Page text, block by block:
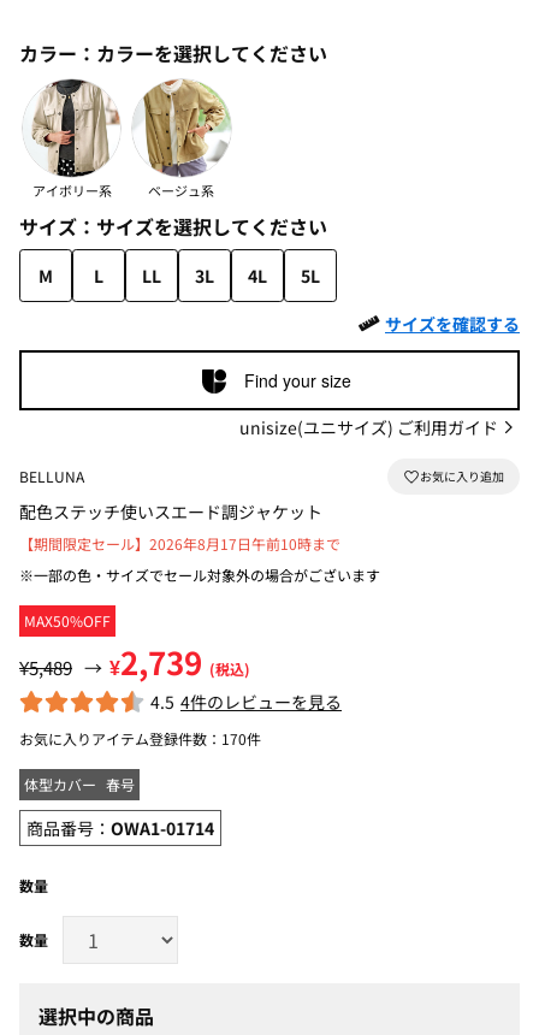
カラー： カラーを選択してください
アイボリー系 ベージュ系
サイズ： サイズを選択してください
M L LL 3L 4L
5L
サイズを確認する
Find your size
unisize(ユニサイズ) ご利用ガイド
BELLUNA
配色ステッチ使いスエード調ジャケット
MAX50%OFF
【期間限定セール】2026年8月17日午前10時まで
※一部の色・サイズでセール対象外の場合がございます
¥5,489 → ¥2,739 (税込)
4.5 4件のレビューを見る
お気に入りアイテム登録件数： 170件
体型カバー 春号
商品番号： OWA1-01714
数量
選択中の商品